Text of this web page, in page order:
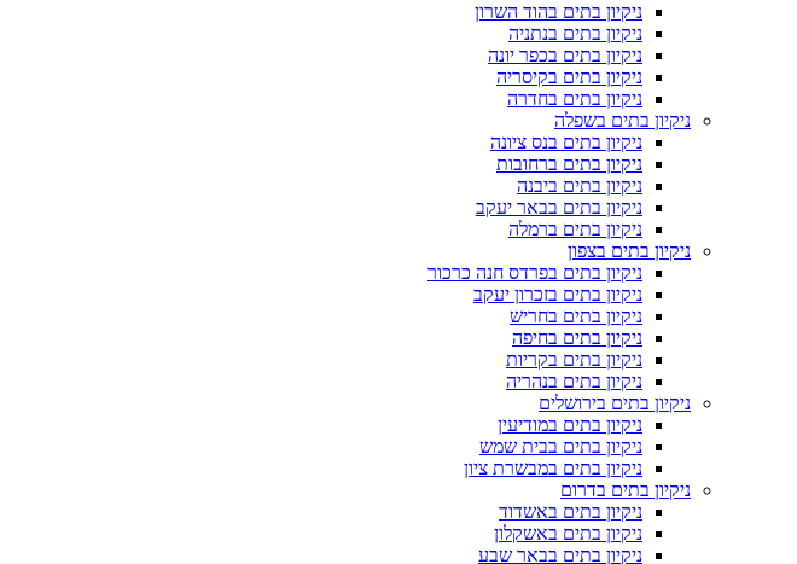
ניקיון בתים בהוד השרון
ניקיון בתים בנתניה
ניקיון בתים בכפר יונה
ניקיון בתים בקיסריה
ניקיון בתים בחדרה
ניקיון בתים בשפלה
ניקיון בתים בנס ציונה
ניקיון בתים ברחובות
ניקיון בתים ביבנה
ניקיון בתים בבאר יעקב
ניקיון בתים ברמלה
ניקיון בתים בצפון
ניקיון בתים בפרדס חנה כרכור
ניקיון בתים בזכרון יעקב
ניקיון בתים בחריש
ניקיון בתים בחיפה
ניקיון בתים בקריות
ניקיון בתים בנהריה
ניקיון בתים בירושלים
ניקיון בתים במודיעין
ניקיון בתים בבית שמש
ניקיון בתים במבשרת ציון
ניקיון בתים בדרום
ניקיון בתים באשדוד
ניקיון בתים באשקלון
ניקיון בתים בבאר שבע